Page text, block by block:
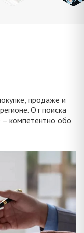
продаже и
От поиска
компетентно обо